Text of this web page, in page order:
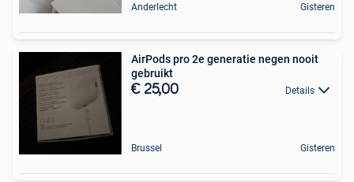
Anderlecht Gisteren
AirPods pro 2e generatie negen nooit
gebruikt
€ 25,00 Details
Brussel Gisteren